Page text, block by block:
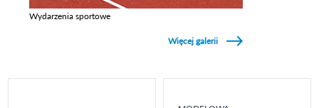
Wydarzenia sportowe
Więcej galerii